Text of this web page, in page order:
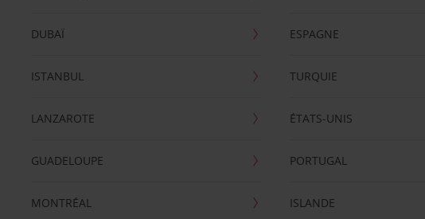
DUBAÏ
ISTANBUL
LANZAROTE
GUADELOUPE
MONTRÉAL
ESPAGNE
TURQUIE
ÉTATS-UNIS
PORTUGAL
ISLANDE